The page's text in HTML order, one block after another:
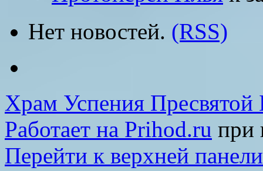
Нет новостей. (RSS)
Храм Успения Пресвятой
Работает на Prihod.ru при
Перейти к верхней панели